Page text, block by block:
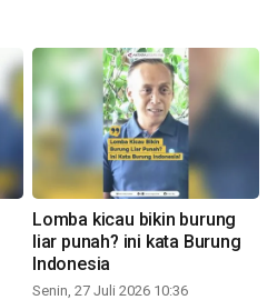
Lomba kicau bikin burung
liar punah? ini kata Burung
Indonesia
Senin, 27 Juli 2026 10:36